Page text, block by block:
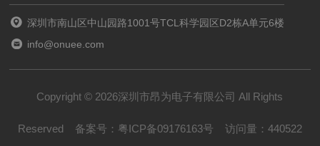
深圳市南山区中山园路1001号TCL科学园区D2栋A单元6楼
info@onuee.com
Copyright © 2026深圳市昂为电子有限公司 All Rights
Reserved 备案号： 粤ICP备09176163号 访问量：440522